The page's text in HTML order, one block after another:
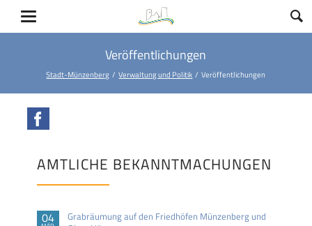
Veröffentlichungen
Stadt-Münzenberg Verwaltung und Politik Veröffentlichungen
AMTLICHE BEKANNTMACHUNGEN
04
Grabräumung auf den Friedhöfen Münzenberg und